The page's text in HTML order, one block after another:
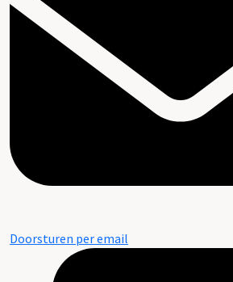
Doorsturen per email